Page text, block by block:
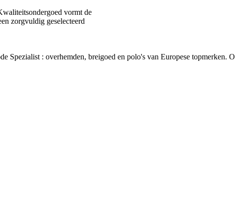
vormt de
zorgvuldig geselecteerd
Spezialist : overhemden, breigoed en polo's van Europese